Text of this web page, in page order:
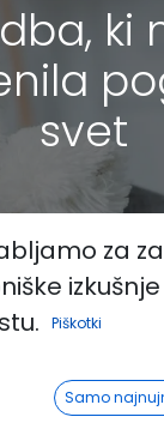
ki
svet
za
Piškotki
Samo